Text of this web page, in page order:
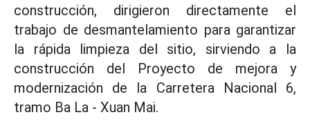
construcción, dirigieron directamente el
trabajo de desmantelamiento para garantizar
la rápida limpieza del sitio, sirviendo a la
construcción del Proyecto de mejora y
modernización de la Carretera Nacional 6,
tramo Ba La - Xuan Mai.